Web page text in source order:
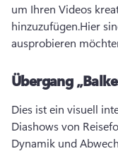
um Ihren Videos
hinzuzufügen.Hier
ausprobieren
Übergang
Dies ist ein visuell
Diashows von
Dynamik und